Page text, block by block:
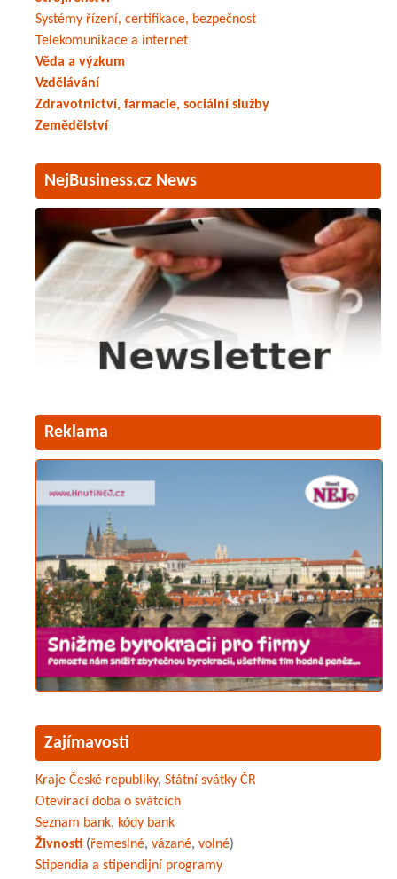
Systémy řízení, certifikace, bezpečnost
Telekomunikace a internet
Věda a výzkum
Vzdělávání
Zdravotnictví, farmacie, sociální služby
Zemědělství
NejBusiness.cz News
Reklama
Zajímavosti
Kraje České republiky, Státní svátky ČR
Otevírací doba o svátcích
Seznam bank, kódy bank
Živnosti (řemeslné, vázané, volné)
Stipendia a stipendijní programy